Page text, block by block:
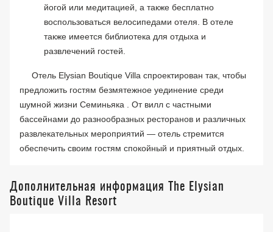
йогой или медитацией, а также бесплатно
воспользоваться велосипедами отеля. В отеле
также имеется библиотека для отдыха и
развлечений гостей.
Отель Elysian Boutique Villa спроектирован так, чтобы
предложить гостям безмятежное уединение среди
шумной жизни Семиньяка . От вилл с частными
бассейнами до разнообразных ресторанов и различных
развлекательных мероприятий — отель стремится
обеспечить своим гостям спокойный и приятный отдых.
Дополнительная информация The Elysian
Boutique Villa Resort